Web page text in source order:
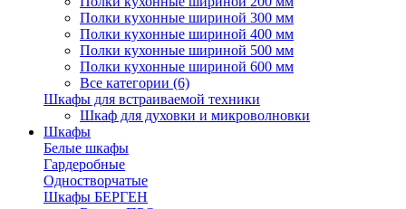
Полки кухонные шириной 300 мм
Полки кухонные шириной 400 мм
Полки кухонные шириной 500 мм
Полки кухонные шириной 600 мм
Все категории (6)
Шкафы для встраиваемой техники
Шкаф для духовки и микроволновки
Шкафы
Белые шкафы
Гардеробные
Одностворчатые
Шкафы БЕРГЕН